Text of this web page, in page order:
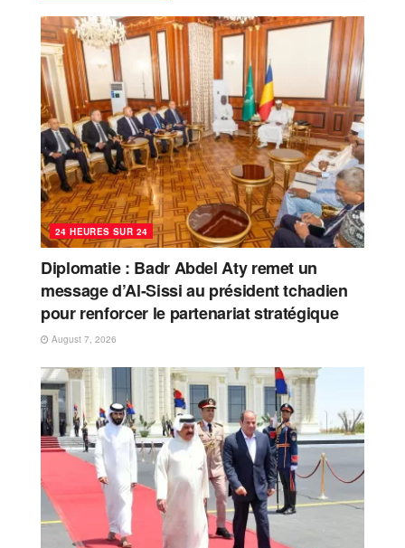
24 HEURES SUR 24
Diplomatie : Badr Abdel Aty remet un
message d’Al-Sissi au président tchadien
pour renforcer le partenariat stratégique
August 7, 2026